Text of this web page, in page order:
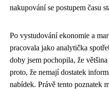
nakupování se postupem času
Po vystudování ekonomie a
pracovala jako analytička
doby jsem pochopila, že
proto, že nemají dostatek
nabídek. Právě tento poznatek